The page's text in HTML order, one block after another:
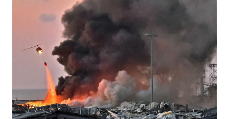
SAINS-TEKNO
KESEHATAN
INTERNASIONAL
SERBA-SERBI